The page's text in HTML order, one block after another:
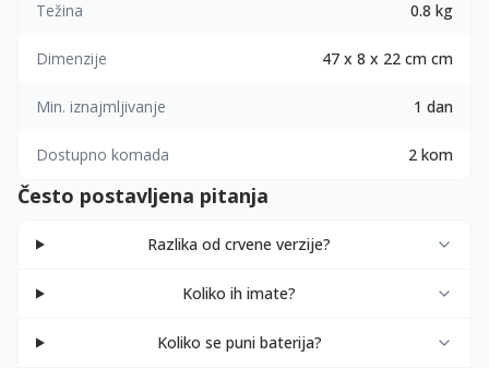
Težina 0.8 kg
Dimenzije 47 x 8 x 22 cm cm
Min. iznajmljivanje 1 dan
Dostupno komada 2 kom
Često postavljena pitanja
Razlika od crvene verzije?
Koliko ih imate?
Koliko se puni baterija?